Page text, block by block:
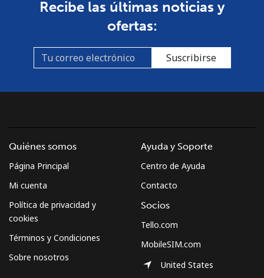
Recibe las últimas noticias y
ofertas:
Suscribirse
Quiénes somos
Página Principal
Mi cuenta
Política de privacidad y
cookies
Términos y Condiciones
Sobre nosotros
Ayuda y Soporte
Centro de Ayuda
Contacto
Socios
Tello.com
MobileSIM.com
United States